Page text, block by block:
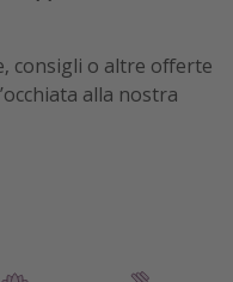
consigli o altre offerte
alla nostra